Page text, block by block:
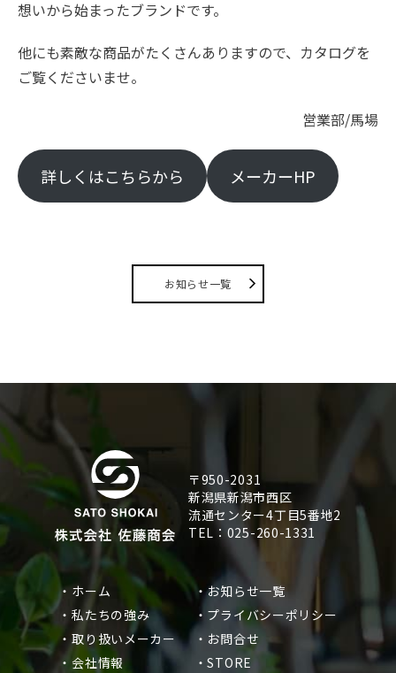
想いから始まったブランドです。
他にも素敵な商品がたくさんありますので、カタログを
ご覧くださいませ。
営業部/馬場
詳しくはこちらから メーカーHP
お知らせ一覧
〒950-2031
新潟県新潟市西区
流通センター4丁目5番地2
TEL：025-260-1331
・ホーム
・私たちの強み
・取り扱いメーカー
・会社情報
・お知らせ一覧
・プライバシーポリシー
・お問合せ
・STORE